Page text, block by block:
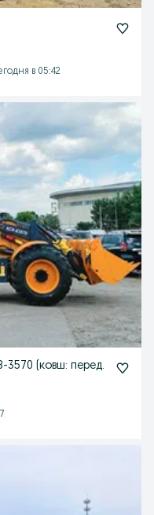
в 05:42
3570 (ковш: перед.